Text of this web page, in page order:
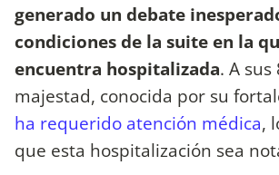
generado un debate
condiciones de la suite en la
encuentra hospitalizada. A sus
majestad, conocida por su
ha requerido atención médica,
que esta hospitalización sea